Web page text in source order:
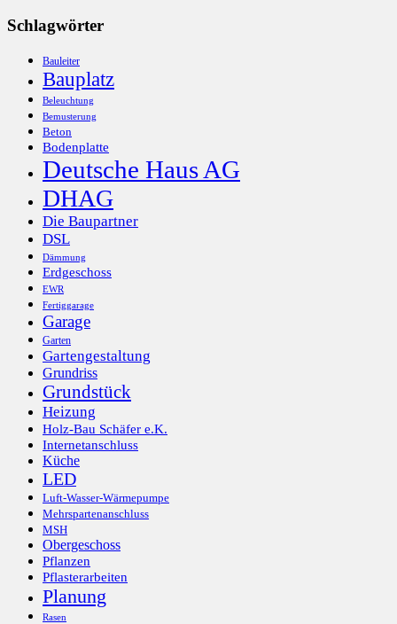
Schlagwörter
Bauleiter
Bauplatz
Beleuchtung
Bemusterung
Beton
Bodenplatte
Deutsche Haus AG
DHAG
Die Baupartner
DSL
Dämmung
Erdgeschoss
EWR
Fertiggarage
Garage
Garten
Gartengestaltung
Grundriss
Grundstück
Heizung
Holz-Bau Schäfer e.K.
Internetanschluss
Küche
LED
Luft-Wasser-Wärmepumpe
Mehrspartenanschluss
MSH
Obergeschoss
Pflanzen
Pflasterarbeiten
Planung
Rasen